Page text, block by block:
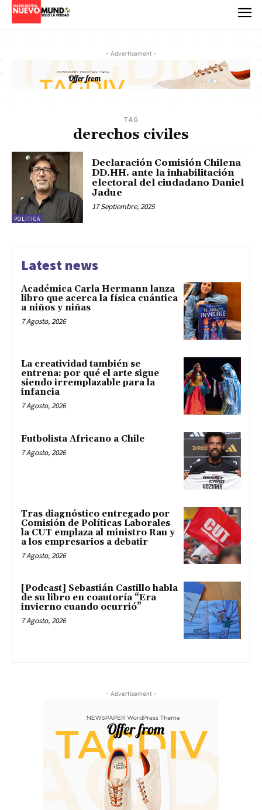
- Advertisement -
TAG
derechos civiles
POLITICA
Declaración Comisión Chilena
DD.HH. ante la inhabilitación
electoral del ciudadano Daniel
Jadue
17 Septiembre, 2025
Latest news
Académica Carla Hermann lanza
libro que acerca la física cuántica
a niños y niñas
7 Agosto, 2026
La creatividad también se
entrena: por qué el arte sigue
siendo irremplazable para la
infancia
7 Agosto, 2026
Futbolista Africano a Chile
7 Agosto, 2026
Tras diagnóstico entregado por
Comisión de Políticas Laborales
la CUT emplaza al ministro Rau y
a los empresarios a debatir
7 Agosto, 2026
[Podcast] Sebastián Castillo habla
de su libro en coautoría “Era
invierno cuando ocurrió”
7 Agosto, 2026
- Advertisement -